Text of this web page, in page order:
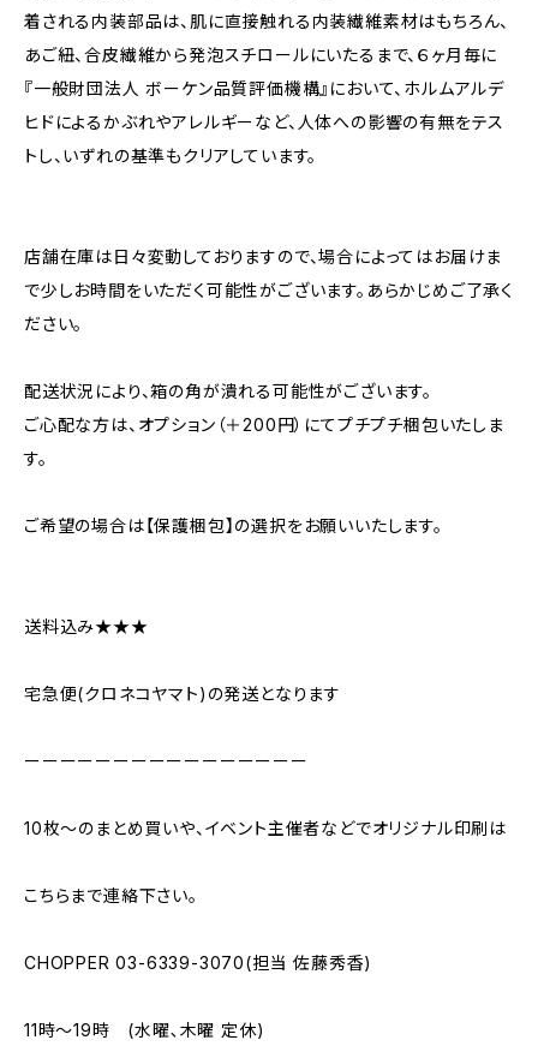
着される内装部品は、肌に直接触れる内装繊維素材はもちろん、
あご紐、合皮繊維から発泡スチロールにいたるまで、６ヶ月毎に
『一般財団法人 ボーケン品質評価機構』において、ホルムアルデ
ヒドによるかぶれやアレルギーなど、人体への影響の有無をテス
トし、いずれの基準もクリアしています。
店舗在庫は日々変動しておりますので、場合によってはお届けま
で少しお時間をいただく可能性がございます。あらかじめご了承く
ださい。
配送状況により、箱の角が潰れる可能性がございます。
ご心配な方は、オプション（＋200円）にてプチプチ梱包いたしま
す。
ご希望の場合は【保護梱包】の選択をお願いいたします。
送料込み★★★
宅急便(クロネコヤマト)の発送となります
ーーーーーーーーーーーーーーーー
10枚〜のまとめ買いや、イベント主催者などでオリジナル印刷は
こちらまで連絡下さい。
CHOPPER 03-6339-3070(担当 佐藤秀香)
11時〜19時 (水曜､木曜 定休)